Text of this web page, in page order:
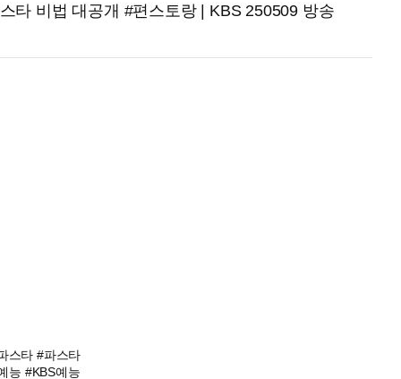
타 비법 대공개 #편스토랑 | KBS 250509 방송
스타 #파스타
능 #KBS예능